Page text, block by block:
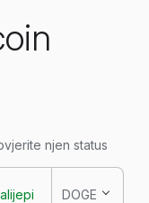
njen status
DOGE